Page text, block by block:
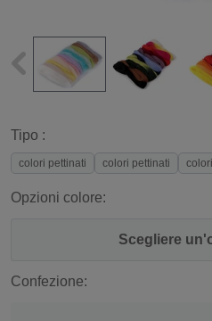
Tipo :
colori pettinati colori pettinati
Opzioni colore:
Scegliere
Confezione: